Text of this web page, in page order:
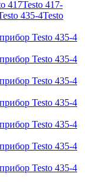
417Testo 417-
435-4Testo